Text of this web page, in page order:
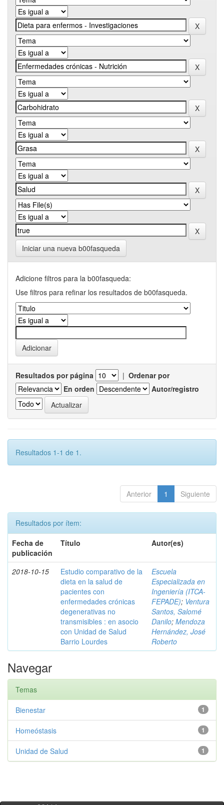
Iniciar una nueva b00fasqueda
Adicione filtros para la b00fasqueda:
Use filtros para refinar los resultados de b00fasqueda.
Resultados por página | Ordenar por
En orden
Autor/registro
Resultados 1-1 de 1.
Anterior 1 Siguiente
Resultados por ítem:
Fecha de
publicación
Título Autor(es)
2018-10-15
Estudio comparativo de la
dieta en la salud de
pacientes con
enfermedades crónicas
degenerativas no
transmisibles : en asocio
con Unidad de Salud
Barrio Lourdes
Escuela
Especializada en
Ingeniería (ITCA-
FEPADE); Ventura
Santos, Salomé
Danilo; Mendoza
Hernández, José
Roberto
Navegar
Temas
1
Bienestar
1
Homeóstasis
1
Unidad de Salud